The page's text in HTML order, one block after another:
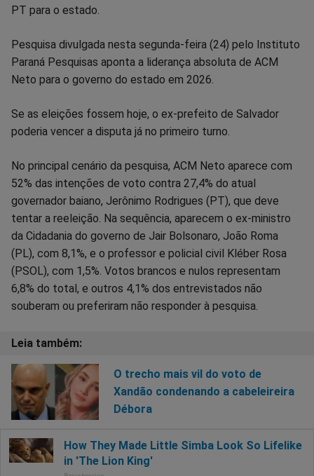
no
Facebook
no
WhatsappTwitterMessengerTelegramGettr
PT para o estado.
Pesquisa divulgada nesta segunda-feira (24) pelo Instituto
Paraná Pesquisas aponta a liderança absoluta de ACM
Neto para o governo do estado em 2026.
Se as eleições fossem hoje, o ex-prefeito de Salvador
poderia vencer a disputa já no primeiro turno.
No principal cenário da pesquisa, ACM Neto aparece com
52% das intenções de voto contra 27,4% do atual
governador baiano, Jerônimo Rodrigues (PT), que deve
tentar a reeleição. Na sequência, aparecem o ex-ministro
da Cidadania do governo de Jair Bolsonaro, João Roma
(PL), com 8,1%, e o professor e policial civil Kléber Rosa
(PSOL), com 1,5%. Votos brancos e nulos representam
6,8% do total, e outros 4,1% dos entrevistados não
souberam ou preferiram não responder à pesquisa.
O trecho mais vil do voto de
Xandão condenando a cabeleireira
Débora